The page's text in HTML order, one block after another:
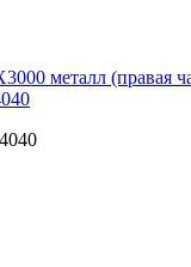
металл (правая